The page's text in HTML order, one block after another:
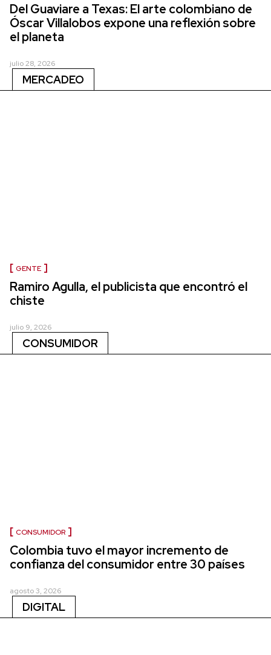
Del Guaviare a Texas: El arte colombiano de
Óscar Villalobos expone una reflexión sobre
el planeta
julio 28, 2026
MERCADEO
GENTE
Ramiro Agulla, el publicista que encontró el
chiste
julio 9, 2026
CONSUMIDOR
CONSUMIDOR
Colombia tuvo el mayor incremento de
confianza del consumidor entre 30 países
agosto 3, 2026
DIGITAL